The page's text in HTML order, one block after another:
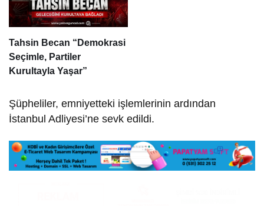
Tahsin Becan “Demokrasi
Seçimle, Partiler
Kurultayla Yaşar”
Şüpheliler, emniyetteki işlemlerinin ardından
İstanbul Adliyesi’ne sevk edildi.